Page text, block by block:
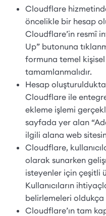
Cloudflare
öncelikle bir hesap
Cloudflare’in resmî
Up” butonuna
formuna temel
tamamlanmalıdır.
Hesap
Cloudflare ile
ekleme işlemi
sayfada yer alan
ilgili alana web
Cloudflare,
olarak sunarken
isteyenler için çeşitli
Kullanıcıların
belirlemeleri oldukça
Cloudflare’ın tam